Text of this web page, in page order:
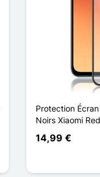
Protection
Noirs Xiaomi
14,99 €